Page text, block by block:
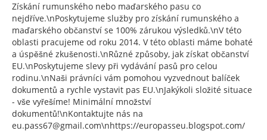
Získání rumunského nebo maďarského pasu co
nejdříve.\nPoskytujeme služby pro získání rumunského a
maďarského občanství se 100% zárukou výsledků.\nV této
oblasti pracujeme od roku 2014. V této oblasti máme bohaté
a úspěšné zkušenosti.\nRůzné způsoby, jak získat občanství
EU.\nPoskytujeme slevy při vydávání pasů pro celou
rodinu.\nNaši právníci vám pomohou vyzvednout balíček
dokumentů a rychle vystavit pas EU.\nJakýkoli složité situace
- vše vyřešíme! Minimální množství
dokumentů!\nKontaktujte nás na
eu.pass67@gmail.com\nhttps://europasseu.blogspot.com/